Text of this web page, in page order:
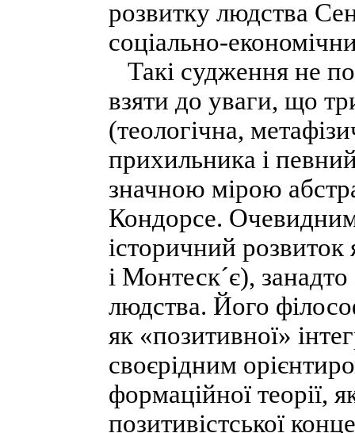
розвитку людства
соціально-
Такі судження не
взяти до уваги, що
(теологічна,
прихильника і
значною мірою
Кондорсе.
історичний
і Монтеск´є),
людства. Його
як «позитивної»
своєрідним
формаційної теорії,
позитивістської